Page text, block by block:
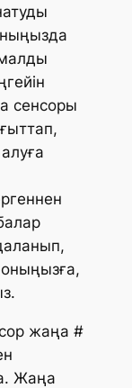
сенсоры
жаңа #
Жаңа